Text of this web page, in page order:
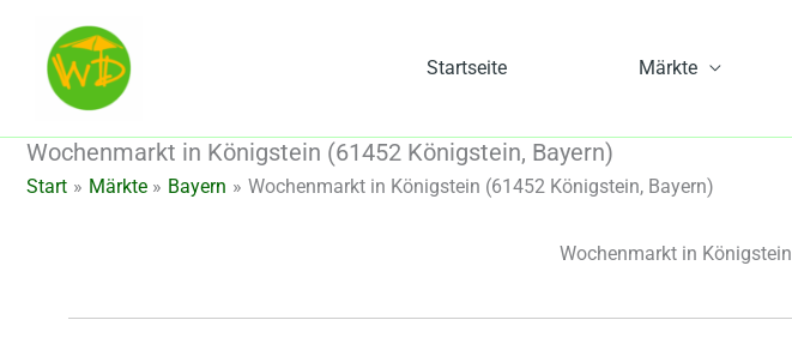
springen
Startseite Märkte
Wochenmarkt in Königstein (61452 Königstein, Bayern)
Start Märkte Bayern Wochenmarkt in Königstein (61452 Königstein, Bayern)
Wochenmarkt in Königstein